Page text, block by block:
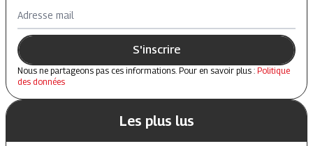
Adresse mail
S'inscrire
Nous ne partageons pas ces informations. Pour en savoir plus : Politique
des données
Les plus lus